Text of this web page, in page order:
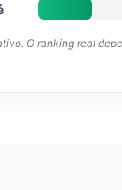
O ranking real